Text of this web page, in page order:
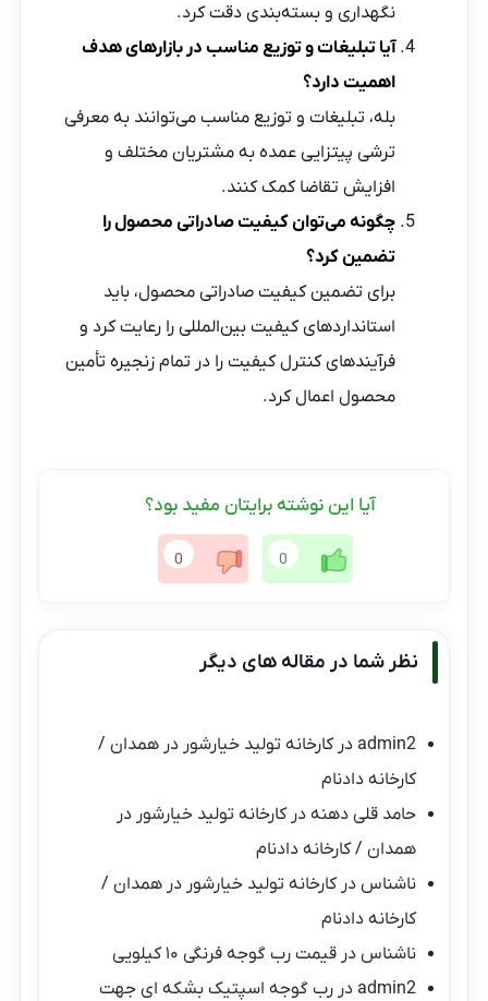
نگهداری و بسته‌بندی دقت کرد.
آیا تبلیغات و توزیع مناسب در بازارهای هدف
اهمیت دارد؟
بله، تبلیغات و توزیع مناسب می‌توانند به معرفی
ترشی پیتزایی عمده به مشتریان مختلف و
افزایش تقاضا کمک کنند.
چگونه می‌توان کیفیت صادراتی محصول را
تضمین کرد؟
برای تضمین کیفیت صادراتی محصول، باید
استانداردهای کیفیت بین‌المللی را رعایت کرد و
فرآیندهای کنترل کیفیت را در تمام زنجیره تأمین
محصول اعمال کرد.
آیا این نوشته برایتان مفید بود؟
0
0
نظر شما در مقاله های دیگر
admin2 درکارخانه تولید خیارشور در همدان /
کارخانه دادنام
حامد قلی دهنه درکارخانه تولید خیارشور در
همدان / کارخانه دادنام
ناشناس درکارخانه تولید خیارشور در همدان /
کارخانه دادنام
ناشناس درقیمت رب گوجه فرنگی ۱۰ کیلویی
admin2 دررب گوجه اسپتیک بشکه ای جهت